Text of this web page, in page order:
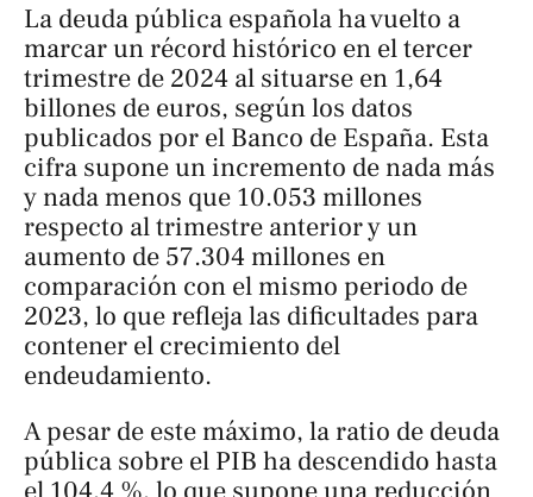
La deuda pública española ha vuelto a
marcar un récord histórico en el tercer
trimestre de 2024 al situarse en 1,64
billones de euros, según los datos
publicados por el Banco de España. Esta
cifra supone un incremento de nada más
y nada menos que 10.053 millones
respecto al trimestre anterior y un
aumento de 57.304 millones en
comparación con el mismo periodo de
2023, lo que refleja las dificultades para
contener el crecimiento del
endeudamiento.
A pesar de este máximo, la ratio de deuda
pública sobre el PIB ha descendido hasta